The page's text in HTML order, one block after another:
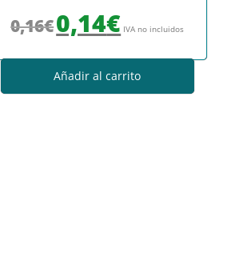
0,16€0,14€ IVA no incluidos
Añadir al carrito